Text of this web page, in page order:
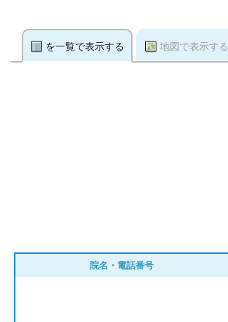
を一覧で表示する 地図で表示する
院名・電話番号